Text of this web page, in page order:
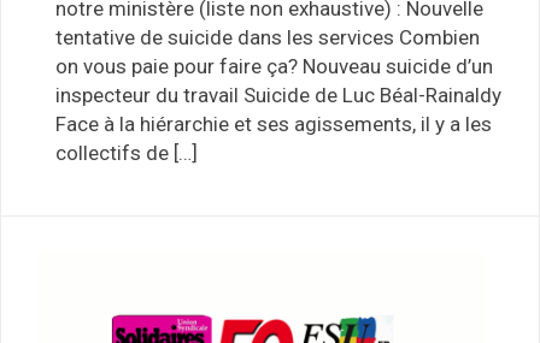
notre ministère (liste non exhaustive) : Nouvelle
tentative de suicide dans les services Combien
on vous paie pour faire ça? Nouveau suicide d’un
inspecteur du travail Suicide de Luc Béal-Rainaldy
Face à la hiérarchie et ses agissements, il y a les
collectifs de […]